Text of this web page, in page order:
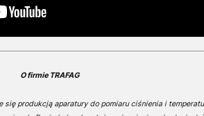
O firmie TRAFAG
produkcją aparatury do pomiaru ciśnienia i